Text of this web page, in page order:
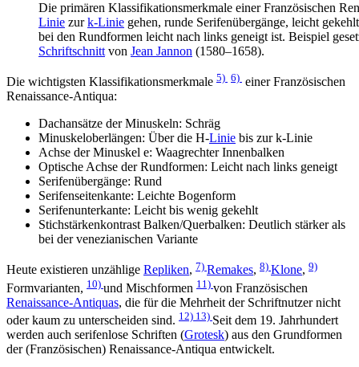
Die primären Klassifikationsmerkmale einer Französischen
Linie zurk-Linie gehen, runde Serifenübergänge, leicht
bei den Rundformen leicht nach links geneigt ist. Beispiel
Schriftschnitt von Jean Jannon (1580–1658).
Die wichtigsten Klassifikationsmerkmale 5) 6) einer Französischen
Renaissance-Antiqua:
Dachansätze der Minuskeln: Schräg
Minuskeloberlängen: Über die H-Linie bis zur k-Linie
Achse der Minuskel e: Waagrechter Innenbalken
Optische Achse der Rundformen: Leicht nach links geneigt
Serifenübergänge: Rund
Serifenseitenkante: Leichte Bogenform
Serifenunterkante: Leicht bis wenig gekehlt
Stichstärkenkontrast Balken/Querbalken: Deutlich stärker als
bei der venezianischen Variante
Heute existieren unzählige Repliken, 7) Remakes, 8) Klone, 9)
Formvarianten, 10) und Mischformen 11) von Französischen
Renaissance-Antiquas, die für die Mehrheit der Schriftnutzer nicht
oder kaum zu unterscheiden sind. 12) 13) Seit dem 19. Jahrhundert
werden auch serifenlose Schriften (Grotesk) aus den Grundformen
der (Französischen) Renaissance-Antiqua entwickelt.